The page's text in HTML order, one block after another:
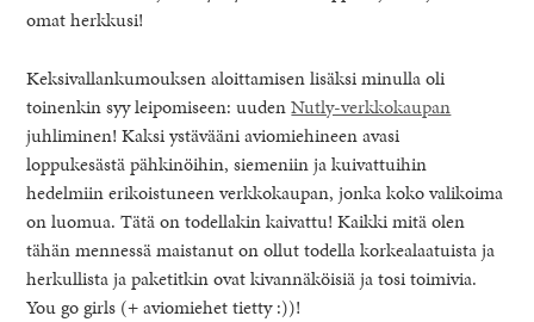
omat herkkusi!
Keksivallankumouksen aloittamisen lisäksi minulla oli
toinenkin syy leipomiseen: uudenNutly-verkkokaupan
juhliminen! Kaksi ystävääni aviomiehineen avasi
loppukesästä pähkinöihin, siemeniin ja kuivattuihin
hedelmiin erikoistuneen verkkokaupan, jonka koko valikoima
on luomua. Tätä on todellakin kaivattu! Kaikki mitä olen
tähän mennessä maistanut on ollut todella korkealaatuista ja
herkullista ja paketitkin ovat kivannäköisiä ja tosi toimivia.
You go girls (+ aviomiehet tietty :))!